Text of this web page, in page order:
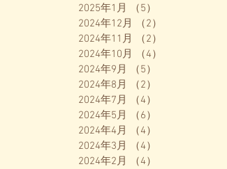
2025年1月
（5）
2024年12月
（2）
2024年11月
（2）
2024年10月
（4）
2024年9月
（5）
2024年8月
（2）
2024年7月
（4）
2024年5月
（6）
2024年4月
（4）
2024年3月
（4）
2024年2月
（4）